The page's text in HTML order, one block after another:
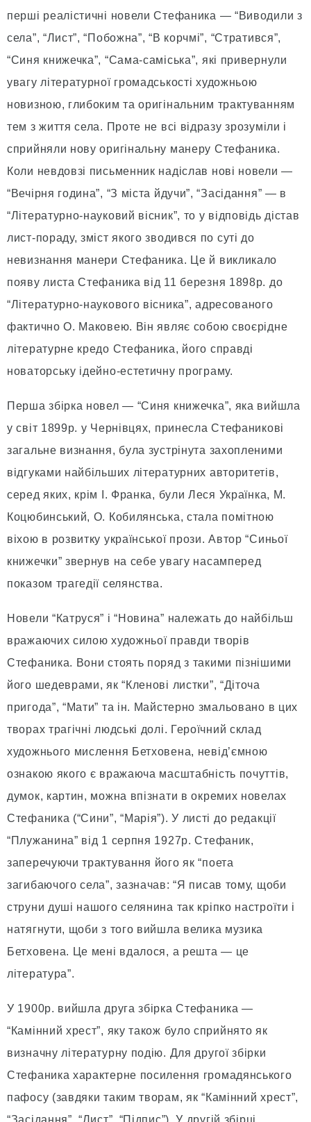
перші реалістичні новели Стефаника — “Виводили з
села”, “Лист”, “Побожна”, “В корчмі”, “Стратився”,
“Синя книжечка”, “Сама-саміська”, які привернули
увагу літературної громадськості художньою
новизною, глибоким та оригінальним трактуванням
тем з життя села. Проте не всі відразу зрозуміли і
сприйняли нову оригінальну манеру Стефаника.
Коли невдовзі письменник надіслав нові новели —
“Вечірня година”, “З міста йдучи”, “Засідання” — в
“Літературно-науковий вісник”, то у відповідь дістав
лист-пораду, зміст якого зводився по суті до
невизнання манери Стефаника. Це й викликало
появу листа Стефаника від 11 березня 1898р. до
“Літературно-наукового вісника”, адресованого
фактично О. Маковею. Він являє собою своєрідне
літературне кредо Стефаника, його справді
новаторську ідейно-естетичну програму.
Перша збірка новел — “Синя книжечка”, яка вийшла
у світ 1899р. у Чернівцях, принесла Стефаникові
загальне визнання, була зустрінута захопленими
відгуками найбільших літературних авторитетів,
серед яких, крім І. Франка, були Леся Українка, М.
Коцюбинський, О. Кобилянська, стала помітною
віхою в розвитку української прози. Автор “Синьої
книжечки” звернув на себе увагу насамперед
показом трагедії селянства.
Новели “Катруся” і “Новина” належать до найбільш
вражаючих силою художньої правди творів
Стефаника. Вони стоять поряд з такими пізнішими
його шедеврами, як “Кленові листки”, “Діточа
пригода”, “Мати” та ін. Майстерно змальовано в цих
творах трагічні людські долі. Героїчний склад
художнього мислення Бетховена, невід’ємною
ознакою якого є вражаюча масштабність почуттів,
думок, картин, можна впізнати в окремих новелах
Стефаника (“Сини”, “Марія”). У листі до редакції
“Плужанина” від 1 серпня 1927р. Стефаник,
заперечуючи трактування його як “поета
загибаючого села”, зазначав: “Я писав тому, щоби
струни душі нашого селянина так кріпко настроїти і
натягнути, щоби з того вийшла велика музика
Бетховена. Це мені вдалося, а решта — це
література”.
У 1900р. вийшла друга збірка Стефаника —
“Камінний хрест”, яку також було сприйнято як
визначну літературну подію. Для другої збірки
Стефаника характерне посилення громадянського
пафосу (завдяки таким творам, як “Камінний хрест”,
“Засідання”, “Лист”, “Підпис”). У другій збірці